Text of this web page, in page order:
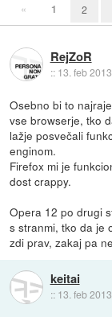
« 1 2
RejZoR
:: 13. feb
Osebno bi to
vse browserje, tko
lažje posvečali
enginom.
Firefox mi je
dost crappy.
Opera 12 po drugi
s stranmi, tko da je
zdi prav, zakaj pa
keitai
:: 13. feb